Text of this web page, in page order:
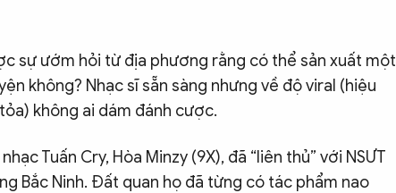
sự ướm hỏi từ địa phương rằng có thể sản xuất một
không? Nhạc sĩ sẵn sàng nhưng về độ viral (hiệu
không ai dám đánh cược.
Tuấn Cry, Hòa Minzy (9X), đã “liên thủ” với NSƯT
Bắc Ninh. Đất quan họ đã từng có tác phẩm nao